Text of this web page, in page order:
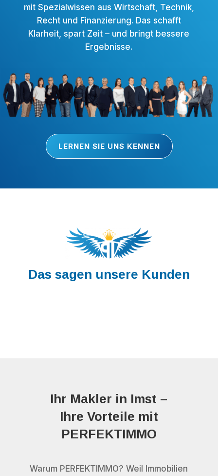
mit Spezialwissen aus Wirtschaft, Technik,
Recht und Finanzierung. Das schafft
Klarheit, spart Zeit – und bringt bessere
Ergebnisse.
LERNEN SIE UNS KENNEN
Das sagen unsere Kunden
Ihr Makler in Imst –
Ihre Vorteile mit
PERFEKTIMMO
Warum PERFEKTIMMO? Weil Immobilien